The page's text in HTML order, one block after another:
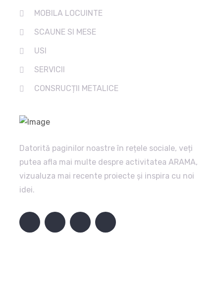
MOBILA LOCUINTE
SCAUNE SI MESE
USI
SERVICII
CONSRUCȚII METALICE
Datorită paginilor noastre în rețele sociale, veți
putea afla mai multe despre activitatea ARAMA,
vizualuza mai recente proiecte și inspira cu noi
idei.